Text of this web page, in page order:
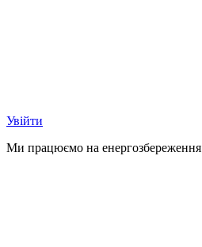
Увійти
Ми працюємо на енергозбереження